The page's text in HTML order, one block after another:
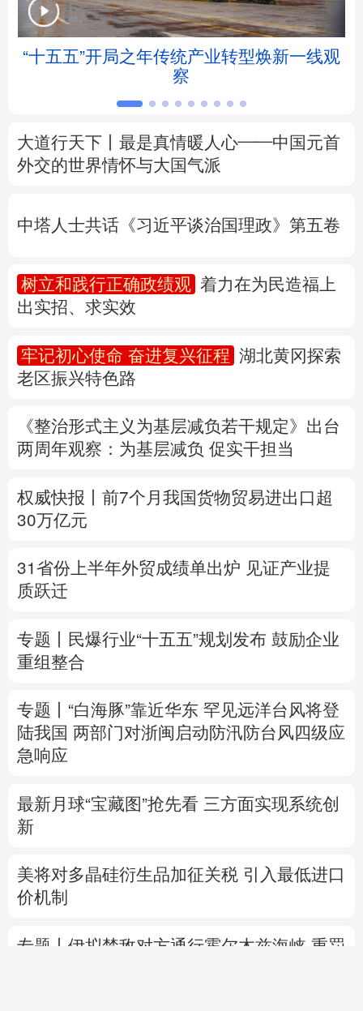
浙江 安徽 福建 江西
四川 贵州 云南
多语种频道
English Español Français عربى
Deutsch Português
“十五五”开局之年传统产业转型焕新一线观
察
大道行天下丨最是真情暖人心——中国元首
外交的世界情怀与大国气派
中塔人士共话《习近平谈治国理政》第五卷
树立和践行正确政绩观
着力在为民造福上
出实招、求实效
牢记初心使命 奋进复兴征程 湖北黄冈探索
老区振兴特色路
《整治形式主义为基层减负若干规定》出台
两周年观察 ：为基层减负 促实干担当
权威快报丨前7个月我国货物贸易进出口超
30万亿元
31省份上半年外贸成绩单出炉 见证产业提
质跃迁
专题丨
民爆行业“十五五”规划发布 鼓励企业
重组整合
专题丨 “白海豚”靠近华东 罕见远洋台风将登
陆我国 两部门对浙闽启动防汛防台风四级应
急响应
最新月球“宝藏图”抢先看 三方面实现系统创
新
美将对多晶硅衍生品加征关税 引入最低进口
价机制
专题丨 伊拟禁敌对方通行霍尔木兹海峡 重罚